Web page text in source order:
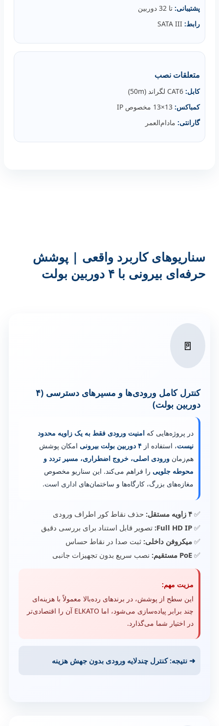
پشتیبانی: تا 32 دوربین
رابط:
متعلقات نصب
کابل:
کمباکس:
گارانتی: مادام‌العمر
سناریوهای کاربرد واقعی | پوشش
حرفه‌ای بیرونی با ۴ دوربین بولت
🚪
کنترل کامل ورودی‌ها و مسیرهای دسترسی (۴
دوربین بولت)
در پروژه‌هایی که امنیت ورودی فقط به یک زاویه محدود
نیست، استفاده از ۴ دوربین بولت بیرونی
امکان پوشش
هم‌زمان ورودی اصلی، خروج اضطراری، مسیر تردد و
محوطه جلویی را فراهم می‌کند. این سناریو مخصوص
مغازه‌های بزرگ، کارگاه‌ها و ساختمان‌های اداری است.
✅ ۴ زاویه مستقل:
حذف نقاط کور اطراف ورودی
✅
Full HD IP: تصویر قابل استناد برای بررسی دقیق
✅ میکروفن داخلی: ثبت صدا در نقاط حساس
✅ PoE مستقیم: نصب سریع بدون تجهیزات جانبی
مزیت مهم:
این سطح از پوشش، در برندهای رده‌بالا معمولاً با هزینه‌ای
چند برابر پیاده‌سازی می‌شود، اما ELKATO آن را اقتصادی‌تر
در اختیار شما می‌گذارد.
➜ نتیجه: کنترل چندلایه ورودی بدون جهش هزینه